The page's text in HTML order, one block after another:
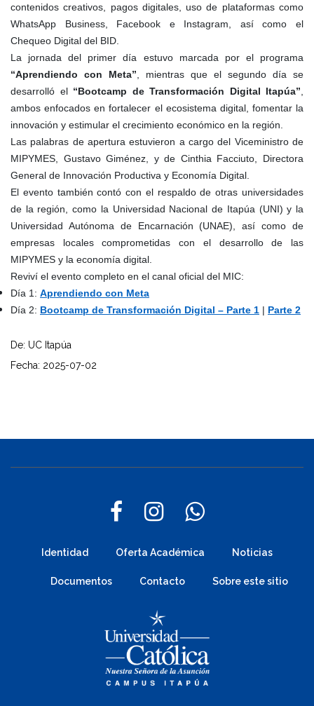
contenidos creativos, pagos digitales, uso de plataformas como
WhatsApp Business, Facebook e Instagram, así como el
Chequeo Digital del BID.
La jornada del primer día estuvo marcada por el programa
“Aprendiendo con Meta” , mientras que el segundo día se
desarrolló el “Bootcamp de Transformación Digital Itapúa”
ambos enfocados en fortalecer el ecosistema digital, fomentar la
innovación y estimular el crecimiento económico en la región.
Las palabras de apertura estuvieron a cargo del Viceministro de
MIPYMES, Gustavo Giménez, y de Cinthia Facciuto, Directora
General de Innovación Productiva y Economía Digital.
El evento también contó con el respaldo de otras universidades
de la región, como la Universidad Nacional de Itapúa (UNI) y la
Universidad Autónoma de Encarnación (UNAE), así como de
empresas locales comprometidas con el desarrollo de las
MIPYMES y la economía digital.
Reviví el evento completo en el canal oficial del MIC:
Día 1: Aprendiendo con Meta
Día 2: Bootcamp de Transformación Digital – Parte 1 | Parte 2
De: UC Itapúa
Fecha: 2025-07-02
Identidad Oferta Académica Noticias
Documentos Contacto Sobre este sitio